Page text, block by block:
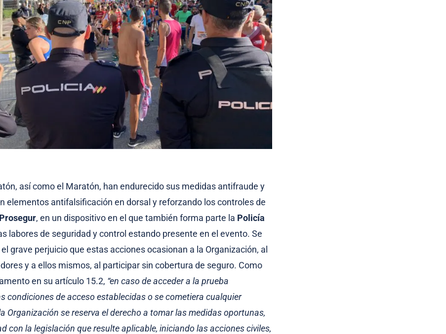
así como el Maratón, han endurecido sus medidas antifraude y
elementos antifalsificación en dorsal y reforzando los controles de
Prosegur, en un dispositivo en el que también forma parte la Policía
labores de seguridad y control estando presente en el evento. Se
grave perjuicio que estas acciones ocasionan a la Organización, al
y a ellos mismos, al participar sin cobertura de seguro. Como
en su artículo 15.2, “en caso de acceder a la prueba
condiciones de acceso establecidas o se cometiera cualquier
Organización se reserva el derecho a tomar las medidas oportunas,
con la legislación que resulte aplicable, iniciando las acciones civiles,